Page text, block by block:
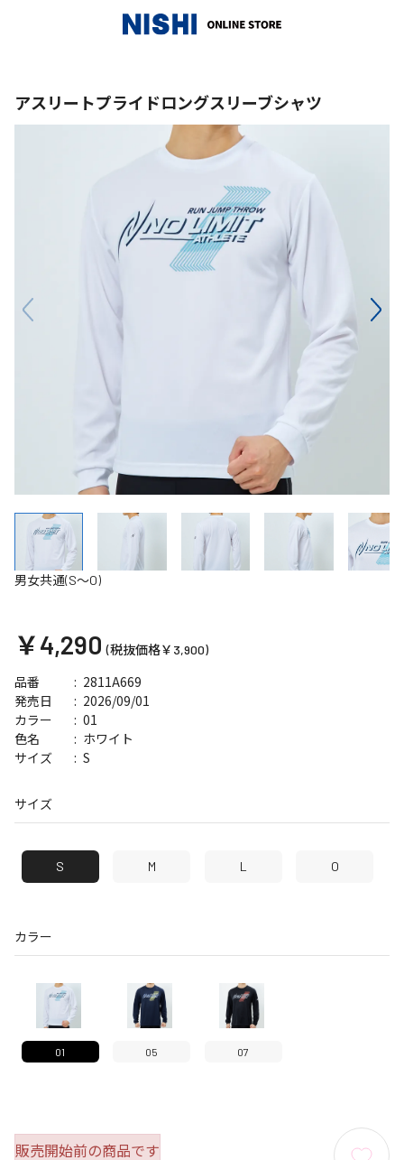
アスリートプライドロングスリーブシャツ
男女共通(S～O)
￥4,290 (税抜価格￥3,900)
品番 2811A669
発売日 2026/09/01
サイズ S
カラー 01
色名 ホワイト
サイズ
S M L O
カラー
01 05 07
販売開始前の商品です